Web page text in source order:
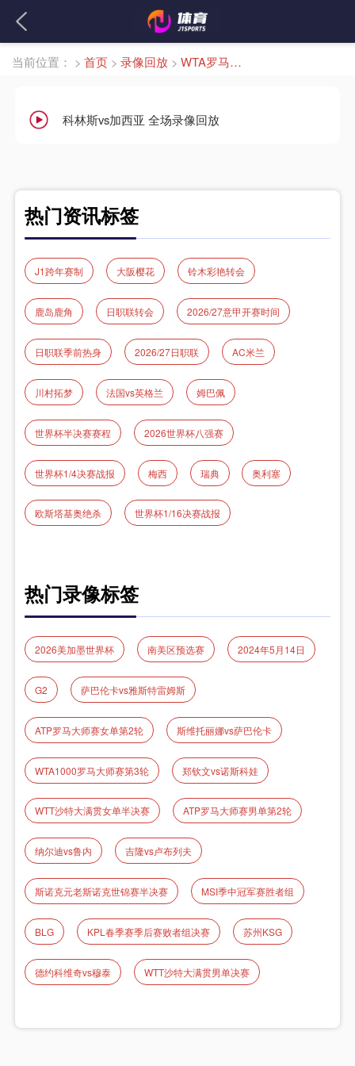
当前位置： > 首页 > 录像回放 > WTA罗马大师赛女单第3轮
科林斯vs加西亚 全场录像回放
热门资讯标签
J1跨年赛制 大阪樱花 铃木彩艳转会
鹿岛鹿角 日职联转会 2026/27意甲开赛时间
日职联季前热身 2026/27日职联 AC米兰
川村拓梦 法国vs英格兰 姆巴佩
世界杯半决赛赛程 2026世界杯八强赛
世界杯1/4决赛战报 梅西 瑞典 奥利塞
欧斯塔基奥绝杀 世界杯1/16决赛战报
热门录像标签
2026美加墨世界杯 南美区预选赛 2024年5月14日
G2 萨巴伦卡vs雅斯特雷姆斯
ATP罗马大师赛女单第2轮 斯维托丽娜vs萨巴伦卡
WTA1000罗马大师赛第3轮 郑钦文vs诺斯科娃
WTT沙特大满贯女单半决赛 ATP罗马大师赛男单第2轮
纳尔迪vs鲁内 吉隆vs卢布列夫
斯诺克元老斯诺克世锦赛半决赛 MSI季中冠军赛胜者组
BLG KPL春季赛季后赛败者组决赛 苏州KSG
德约科维奇vs穆泰 WTT沙特大满贯男单决赛